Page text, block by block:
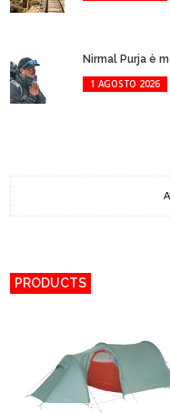
Nirmal Purja è
1 AGOSTO 2026
PRODUCTS